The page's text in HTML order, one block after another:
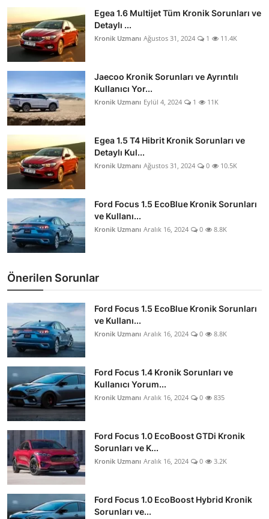
Egea 1.6 Multijet Tüm Kronik Sorunları ve
Detaylı ...
Kronik Uzmanı Ağustos 31, 2024 1 11.4K
Jaecoo Kronik Sorunları ve Ayrıntılı
Kullanıcı Yor...
Kronik Uzmanı Eylül 4, 2024 1 11K
Egea 1.5 T4 Hibrit Kronik Sorunları ve
Detaylı Kul...
Kronik Uzmanı Ağustos 31, 2024 0 10.5K
Ford Focus 1.5 EcoBlue Kronik Sorunları
ve Kullanı...
Kronik Uzmanı Aralık 16, 2024 0 8.8K
Önerilen Sorunlar
Ford Focus 1.5 EcoBlue Kronik Sorunları
ve Kullanı...
Kronik Uzmanı Aralık 16, 2024 0 8.8K
Ford Focus 1.4 Kronik Sorunları ve
Kullanıcı Yorum...
Kronik Uzmanı Aralık 16, 2024 0 835
Ford Focus 1.0 EcoBoost GTDi Kronik
Sorunları ve K...
Kronik Uzmanı Aralık 16, 2024 0 3.2K
Ford Focus 1.0 EcoBoost Hybrid Kronik
Sorunları ve...